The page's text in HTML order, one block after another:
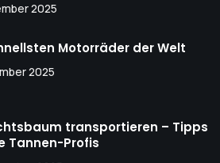
2025
Motorräder der Welt
2025
transportieren – Tipps
Tannen-Profis